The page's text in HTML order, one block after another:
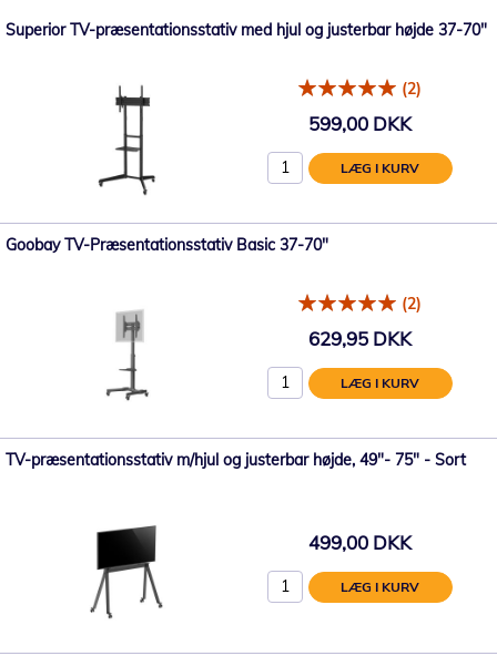
Superior TV-præsentationsstativ med hjul og justerbar højde 37-70"
(2)
599,00 DKK
LÆG I KURV
Goobay TV-Præsentationsstativ Basic 37-70"
(2)
629,95 DKK
LÆG I KURV
TV-præsentationsstativ m/hjul og justerbar højde, 49"- 75" - Sort
499,00 DKK
LÆG I KURV